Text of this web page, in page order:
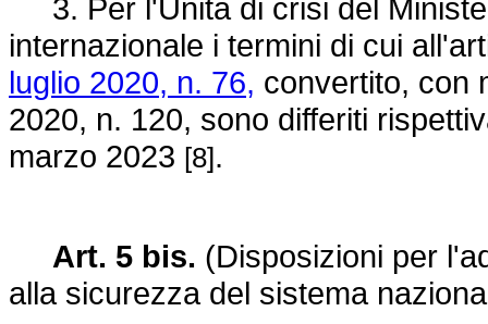
3. Per l'Unità di crisi del
internazionale i termini di cui
luglio 2020, n. 76, convertito, con
2020, n. 120, sono differiti
marzo 2023 [8].
Art. 5 bis. (Disposizioni per
alla sicurezza del sistema